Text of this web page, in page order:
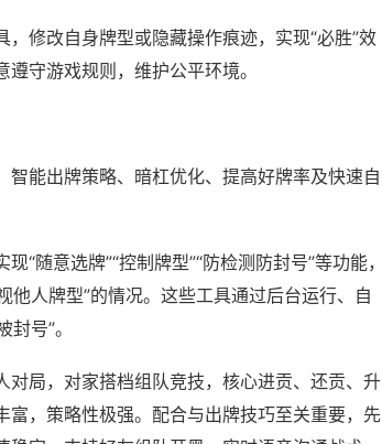
修改自身牌型或隐藏操作痕迹，实现“必胜”效
守游戏规则，维护公平环境。
能出牌策略、暗杠优化、提高好牌率及快速自
“随意选牌”“控制牌型”“防检测防封号”等功能，
他人牌型”的情况。这些工具通过后台运行、自
号”。
局，对家搭档组队竞技，核心进贡、还贡、升
，策略性极强。配合与出牌技巧至关重要，先